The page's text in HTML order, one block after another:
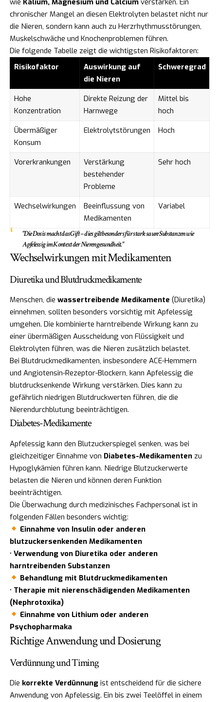
chronischer Mangel an diesen Elektrolyten belastet nicht nur
die Nieren, sondern kann auch zu Herzrhythmusstörungen,
Muskelschwäche und Knochenproblemen führen.
Die folgende Tabelle zeigt die wichtigsten Risikofaktoren:
Risikofaktor
Auswirkung auf
die Nieren
Schweregrad
Hohe
Konzentration
Direkte Reizung der
Harnwege
Mittel bis
hoch
Übermäßiger
Konsum
Elektrolytstörungen Hoch
Vorerkrankungen
Verstärkung
bestehender
Probleme
Sehr hoch
Wechselwirkungen
Beeinflussung von
Medikamenten
Variabel
"Die Dosis macht das Gift – dies gilt besonders für stark saure Substanzen wie
Apfelessig im Kontext der Nierengesundheit."
Wechselwirkungen mit Medikamenten
Diuretika und Blutdruckmedikamente
Menschen, die wassertreibende Medikamente (Diuretika)
einnehmen, sollten besonders vorsichtig mit Apfelessig
umgehen. Die kombinierte harntreibende Wirkung kann zu
einer übermäßigen Ausscheidung von Flüssigkeit und
Elektrolyten führen, was die Nieren zusätzlich belastet.
Bei Blutdruckmedikamenten, insbesondere ACE-Hemmern
und Angiotensin-Rezeptor-Blockern, kann Apfelessig die
blutdrucksenkende Wirkung verstärken. Dies kann zu
gefährlich niedrigen Blutdruckwerten führen, die die
Nierendurchblutung beeinträchtigen.
Diabetes-Medikamente
Apfelessig kann den Blutzuckerspiegel senken, was bei
gleichzeitiger Einnahme von Diabetes-Medikamenten zu
Hypoglykämien führen kann. Niedrige Blutzuckerwerte
belasten die Nieren und können deren Funktion
beeinträchtigen.
Die Überwachung durch medizinisches Fachpersonal ist in
folgenden Fällen besonders wichtig:
Einnahme von Insulin oder anderen
blutzuckersenkenden Medikamenten
• Verwendung von Diuretika oder anderen
harntreibenden Substanzen
Behandlung mit Blutdruckmedikamenten
• Therapie mit nierenschädigenden Medikamenten
(Nephrotoxika)
Einnahme von Lithium oder anderen
Psychopharmaka
Richtige Anwendung und Dosierung
Verdünnung und Timing
Die korrekte Verdünnung ist entscheidend für die sichere
Anwendung von Apfelessig. Ein bis zwei Teelöffel in einem